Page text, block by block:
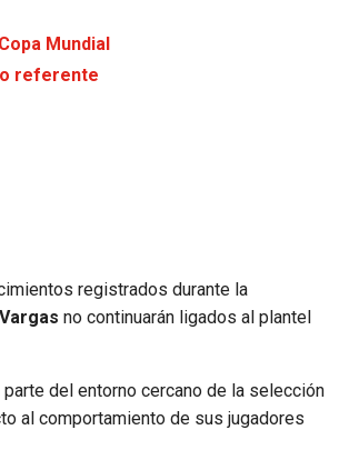
Mundial
referente
registrados durante la
no continuarán ligados al plantel
del entorno cercano de la selección
al comportamiento de sus jugadores